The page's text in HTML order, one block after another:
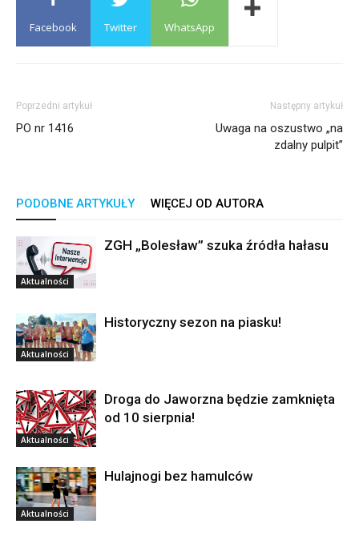
Facebook Twitter WhatsApp
Poprzedni artykuł
PO nr 1416
Następny artykuł
Uwaga na oszustwo „na
zdalny pulpit”
PODOBNE ARTYKUŁY WIĘCEJ OD AUTORA
Aktualności
ZGH „Bolesław” szuka źródła hałasu
Aktualności
Historyczny sezon na piasku!
Aktualności
Droga do Jaworzna będzie zamknięta
od 10 sierpnia!
Aktualności
Hulajnogi bez hamulców